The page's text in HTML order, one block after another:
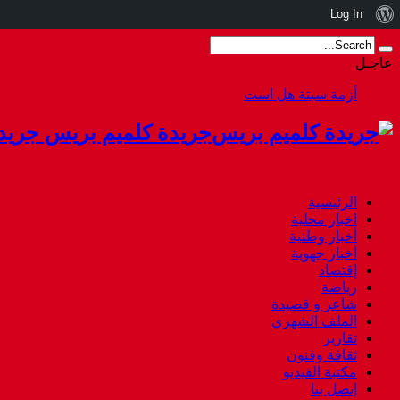
عاجـل
أزمة سبتة هل استقال أخنوش أم هرب.
جريدة كلميم بريس
الرئيسية
اخبار محلية
أخبار وطنية
أخبار جهوية
إقتصاد
رياضة
شاعر و قصيدة
الملف الشهري
تقارير
ثقافة وفنون
مكتبة الفيديو
إتصل بنا
نبذة
عن
ووردبريس
Log In